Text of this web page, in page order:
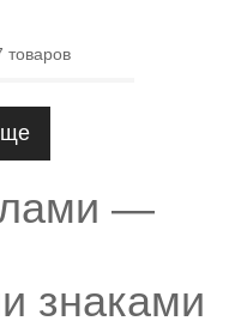
товаров
—
знаками